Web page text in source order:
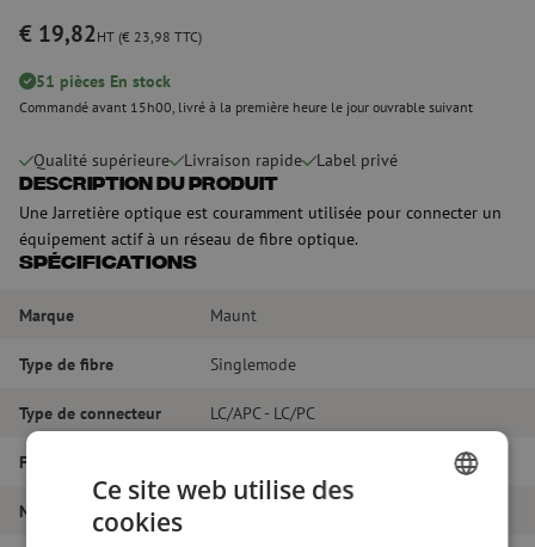
€ 19,82HT (€ 23,98 TTC)
51 pièces En stock
Commandé avant 15h00, livré à la première heure le jour ouvrable suivant
Qualité supérieure Livraison rapide Label privé
Description du produit
Une Jarretière optique est couramment utilisée pour connecter un
équipement actif à un réseau de fibre optique.
Spécifications
Marque Maunt
Type de fibre Singlemode
Type de connecteur LC/APC - LC/PC
Fibretype
Nombre de fibres
Ce site web utilise des
cookies